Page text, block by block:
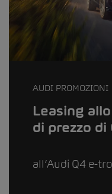
AUDI PROMOZIONI
Leasing
di prezzo di
all’Audi Q4 e-